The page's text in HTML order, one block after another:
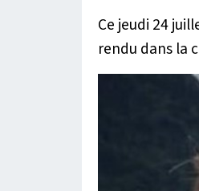
Ce jeudi 24
rendu dans la